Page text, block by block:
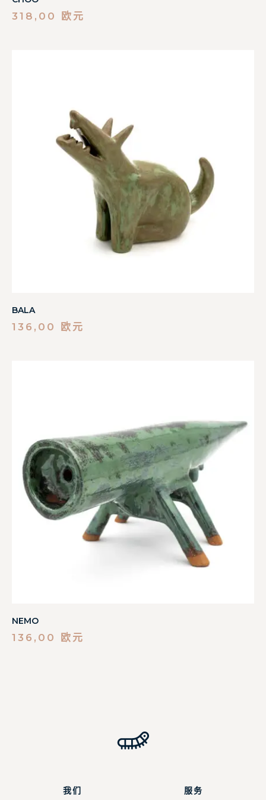
318,00 欧元
BALA
136,00 欧元
NEMO
136,00 欧元
我们 服务